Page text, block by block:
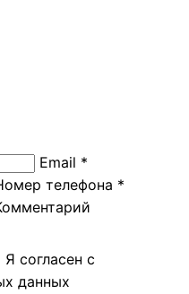
Email *
телефона *
Я согласен с
данных